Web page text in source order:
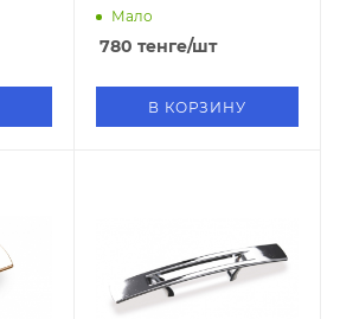
ручка-грибок FB
Мало
780 тенге/шт
В КОРЗИНУ